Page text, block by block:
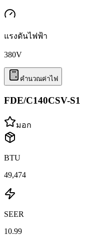
แรงดันไฟฟ้า
380V
คำนวณค่าไฟ
FDE/C140CSV-S1
มอก
BTU
49,474
SEER
10.99